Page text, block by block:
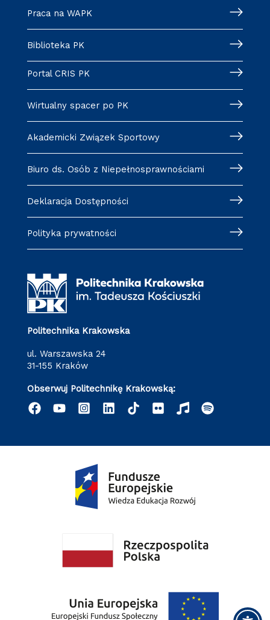
Praca na WAPK
Biblioteka PK
Portal CRIS PK
Wirtualny spacer po PK
Akademicki Związek Sportowy
Biuro ds. Osób z Niepełnosprawnościami
Deklaracja Dostępności
Polityka prywatności
Politechnika Krakowska
ul. Warszawska 24
31-155 Kraków
Obserwuj Politechnikę Krakowską: